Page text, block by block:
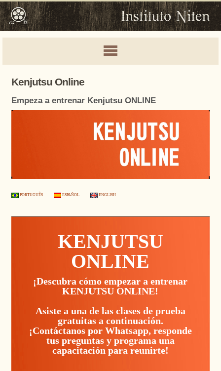
Kenjutsu Online
Empeza a entrenar Kenjutsu ONLINE
PORTUGUÊS ESPAÑOL ENGLISH
KENJUTSU
ONLINE
¡Descubra cómo empezar a entrenar
KENJUTSU ONLINE!
Asiste a una de las clases de prueba
gratuitas a continuación.
¡Contáctanos por Whatsapp, responde
tus preguntas y programa una
capacitación para reunirte!